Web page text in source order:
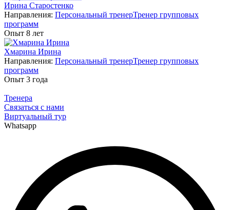
Ирина Старостенко
Направления: Персональный тренерТренер групповых
программ
Опыт 8 лет
Хмарина Ирина
Направления: Персональный тренерТренер групповых
программ
Опыт 3 года
Тренера
Связаться с нами
Виртуальный тур
Whatsapp